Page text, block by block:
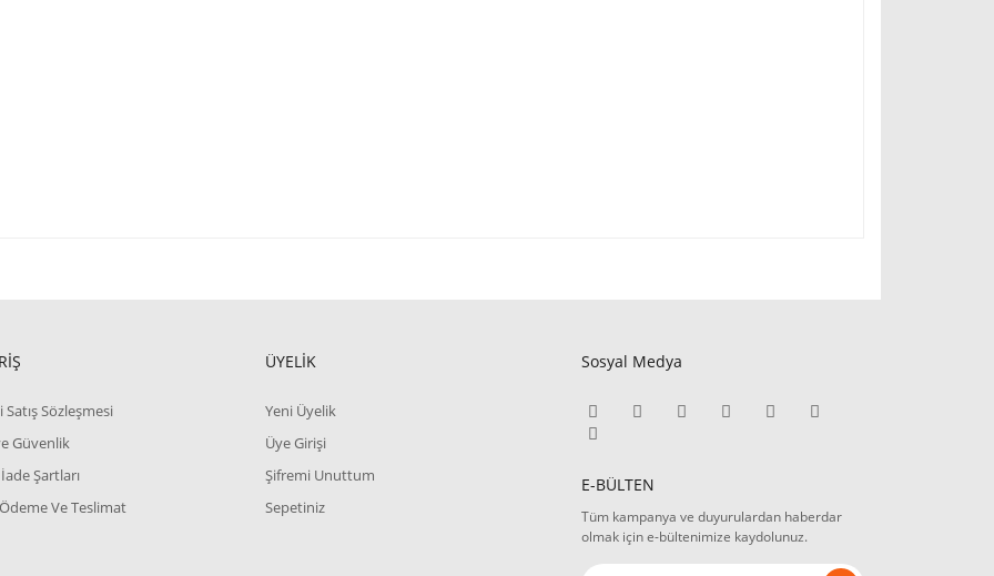
Satış Sözleşmesi
Güvenlik
Şartları
Ve Teslimat
ÜYELİK
Yeni Üyelik
Üye Girişi
Şifremi Unuttum
Sepetiniz
Sosyal Medya
E-BÜLTEN
Tüm kampanya ve duyurulardan haberdar
olmak için e-bültenimize kaydolunuz.